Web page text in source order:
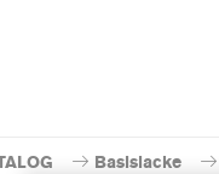
Basislacke